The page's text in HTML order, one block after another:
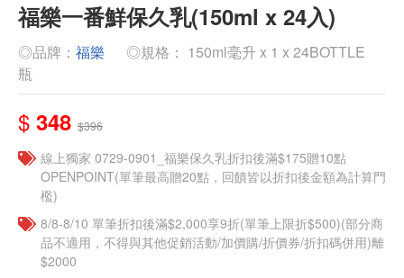
福樂一番鮮保久乳(150ml x 24入)
◎品牌： 福樂
◎規格： 150ml毫升 x 1 x 24BOTTLE
瓶
$ 348 $396
線上獨家 0729-0901_福樂保久乳折扣後滿$175贈10點
OPENPOINT(單筆最高贈20點，回饋皆以折扣後金額為計算門
檻)
8/8-8/10 單筆折扣後滿$2,000享9折(單筆上限折$500)(部分商
品不適用，不得與其他促銷活動/加價購/折價券/折扣碼併用)離
$2000